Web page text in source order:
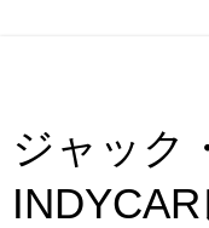
ジャック